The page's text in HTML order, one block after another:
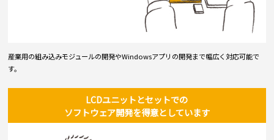
産業用の組み込みモジュールの開発やWindowsアプリの開発まで幅広く対応可能で
す。
LCDユニットとセットでの
ソフトウェア開発を得意としています